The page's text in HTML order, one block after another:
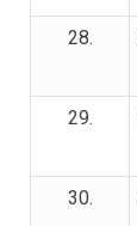
28.
29.
30.